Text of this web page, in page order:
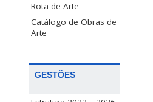
Rota de Arte
Catálogo de Obras de
Arte
GESTÕES